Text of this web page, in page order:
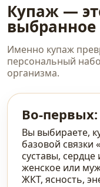
Купаж —
Именно купаж
персональный
организма.
Во-
Вы выбираете,
базовой связки
суставы, сердце
женское или
ЖКТ, ясность,